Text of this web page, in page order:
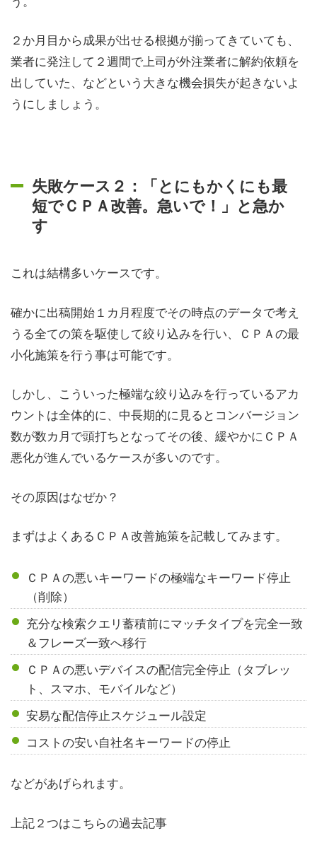
２か月目から成果が出せる根拠が揃ってきていても、
業者に発注して２週間で上司が外注業者に解約依頼を
出していた、などという大きな機会損失が起きないよ
うにしましょう。
失敗ケース２：「とにもかくにも最
短でＣＰＡ改善。急いで！」と急か
す
これは結構多いケースです。
確かに出稿開始１カ月程度でその時点のデータで考え
うる全ての策を駆使して絞り込みを行い、ＣＰＡの最
小化施策を行う事は可能です。
しかし、こういった極端な絞り込みを行っているアカ
ウントは全体的に、中長期的に見るとコンバージョン
数が数カ月で頭打ちとなってその後、緩やかにＣＰＡ
悪化が進んでいるケースが多いのです。
その原因はなぜか？
まずはよくあるＣＰＡ改善施策を記載してみます。
ＣＰＡの悪いキーワードの極端なキーワード停止
（削除）
充分な検索クエリ蓄積前にマッチタイプを完全一致
＆フレーズ一致へ移行
ＣＰＡの悪いデバイスの配信完全停止（タブレッ
ト、スマホ、モバイルなど）
安易な配信停止スケジュール設定
コストの安い自社名キーワードの停止
などがあげられます。
上記２つはこちらの過去記事